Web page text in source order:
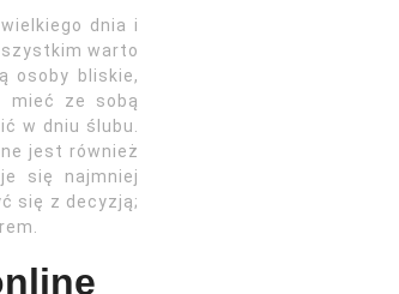
dnia i
warto
osoby bliskie,
mieć ze sobą
w dniu ślubu.
jest również
się najmniej
się z decyzją;